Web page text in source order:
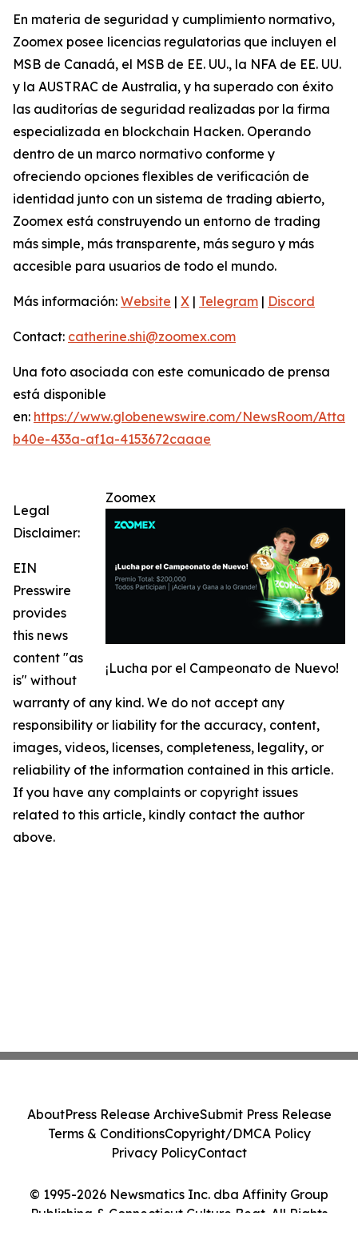
En materia de seguridad y cumplimiento normativo,
Zoomex posee licencias regulatorias que incluyen el
MSB de Canadá, el MSB de EE. UU., la NFA de EE. UU.
y la AUSTRAC de Australia, y ha superado con éxito
las auditorías de seguridad realizadas por la firma
especializada en blockchain Hacken. Operando
dentro de un marco normativo conforme y
ofreciendo opciones flexibles de verificación de
identidad junto con un sistema de trading abierto,
Zoomex está construyendo un entorno de trading
más simple, más transparente, más seguro y más
accesible para usuarios de todo el mundo.
Más información: Website | X | Telegram | Discord
Contact: catherine.shi@zoomex.com
Una foto asociada con este comunicado de prensa
está disponible
en: https://www.globenewswire.com/NewsRoom/
b40e-433a-af1a-4153672caaae
Zoomex
¡Lucha por el Campeonato de Nuevo!
Legal
Disclaimer:
EIN
Presswire
provides
this news
content "as
is" without
warranty of any kind. We do not accept any
responsibility or liability for the accuracy, content,
images, videos, licenses, completeness, legality, or
reliability of the information contained in this article.
If you have any complaints or copyright issues
related to this article, kindly contact the author
above.
© 1995-2026 Newsmatics Inc. dba Affinity Group
Publishing & Connecticut Culture Beat. All Rights
AboutPress Release ArchiveSubmit Press Release
Terms & ConditionsCopyright/DMCA Policy
Privacy PolicyContact